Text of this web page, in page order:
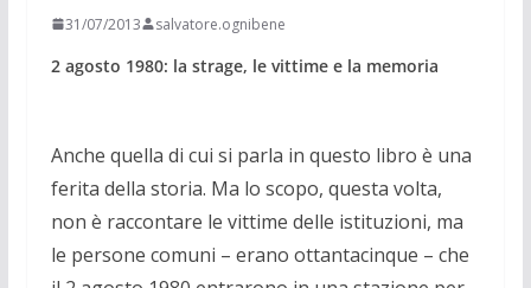
31/07/2013 salvatore.ognibene
2 agosto 1980: la strage, le vittime e la memoria
Anche quella di cui si parla in questo libro è una
ferita della storia. Ma lo scopo, questa volta,
non è raccontare le vittime delle istituzioni, ma
le persone comuni – erano ottantacinque – che